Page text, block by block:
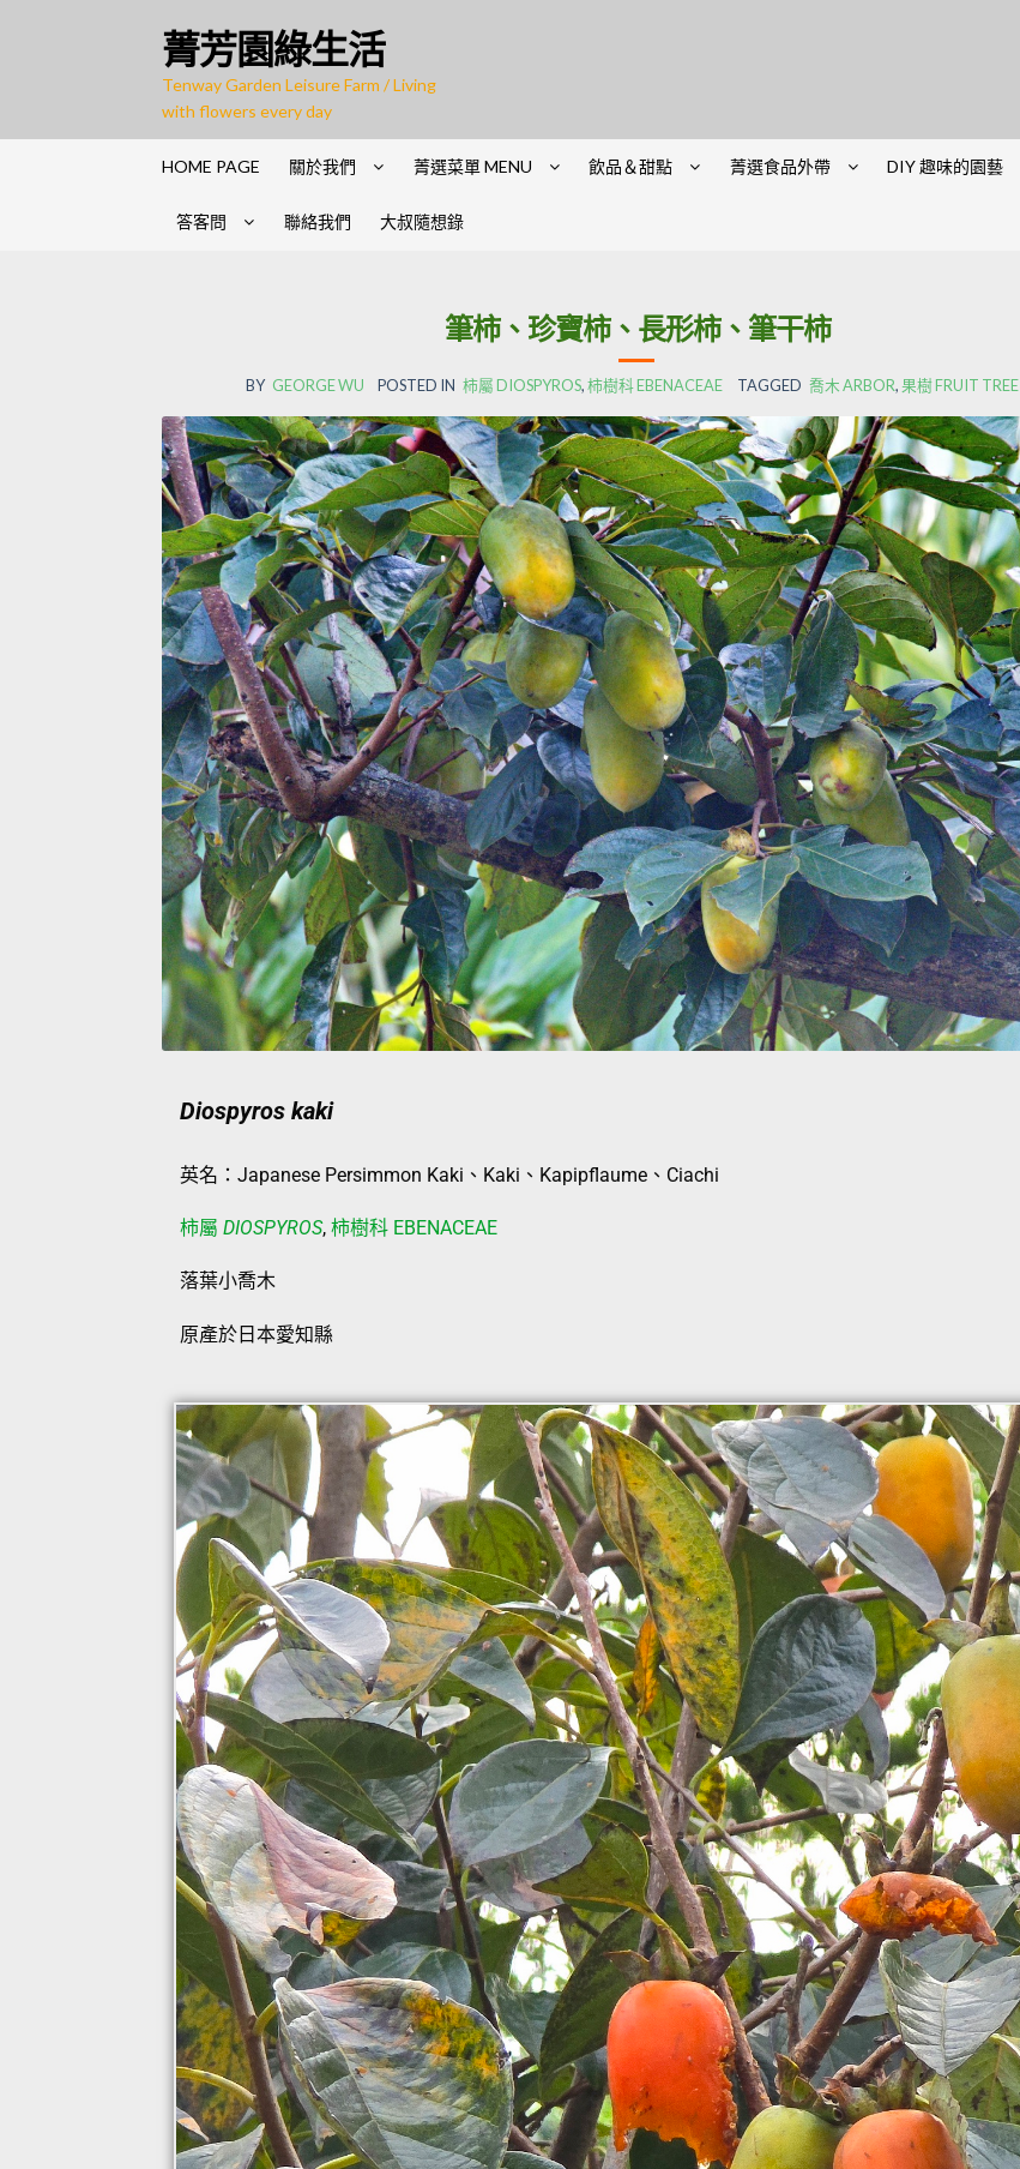
菁芳園綠生活
Tenway Garden Leisure Farm / Living
with flowers every day
HOME PAGE 關於我們 菁選菜單 MENU 飲品＆甜點 菁選食品外帶 DIY 趣味的園藝
答客問 聯絡我們 大叔隨想錄
筆柿、珍寶柿、長形柿、筆干柿
BY GEORGE WU POSTED IN 柿屬 DIOSPYROS,柿樹科 EBENACEAE TAGGED 喬木 ARBOR,果樹 FRUIT TREE
Diospyros kaki
英名：Japanese Persimmon Kaki、Kaki、Kapipflaume、Ciachi
柿屬 DIOSPYROS, 柿樹科 EBENACEAE
落葉小喬木
原產於日本愛知縣